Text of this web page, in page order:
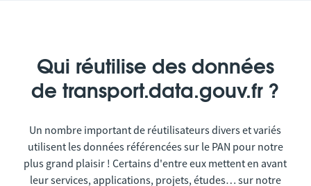
Qui réutilise des données
de transport.data.gouv.fr ?
Un nombre important de réutilisateurs divers et variés
utilisent les données référencées sur le PAN pour notre
plus grand plaisir ! Certains d'entre eux mettent en avant
leur services, applications, projets, études… sur notre